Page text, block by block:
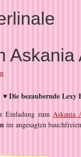
Askania
♥ Die bezaubernde
Einladung zum Askania
im angesagten